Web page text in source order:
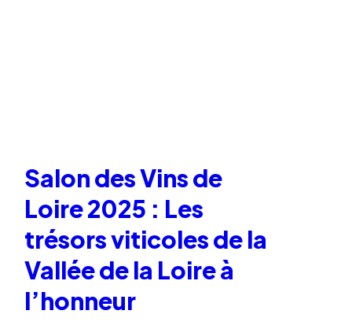
Salon des Vins de
Loire 2025 : Les
trésors viticoles de la
Vallée de la Loire à
l’honneur